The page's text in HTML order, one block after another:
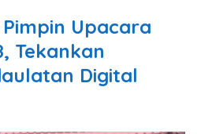
Upacara
Tekankan
Digital